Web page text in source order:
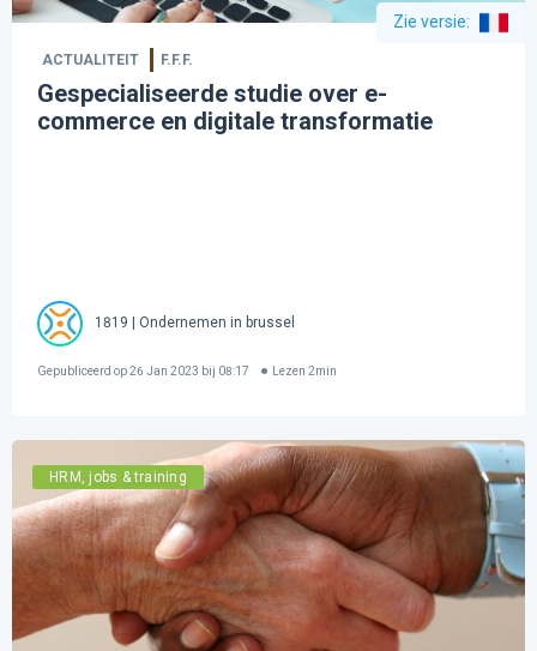
Zie versie:
ACTUALITEIT F.F.F.
Gespecialiseerde studie over e-
commerce en digitale transformatie
1819 | Ondernemen in brussel
Gepubliceerd op26 Jan 2023 bij 08:17 Lezen 2min
HRM, jobs & training